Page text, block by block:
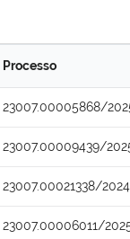
Processo
23007.00005868/
23007.00009439/
23007.00021338/
23007.00006011/